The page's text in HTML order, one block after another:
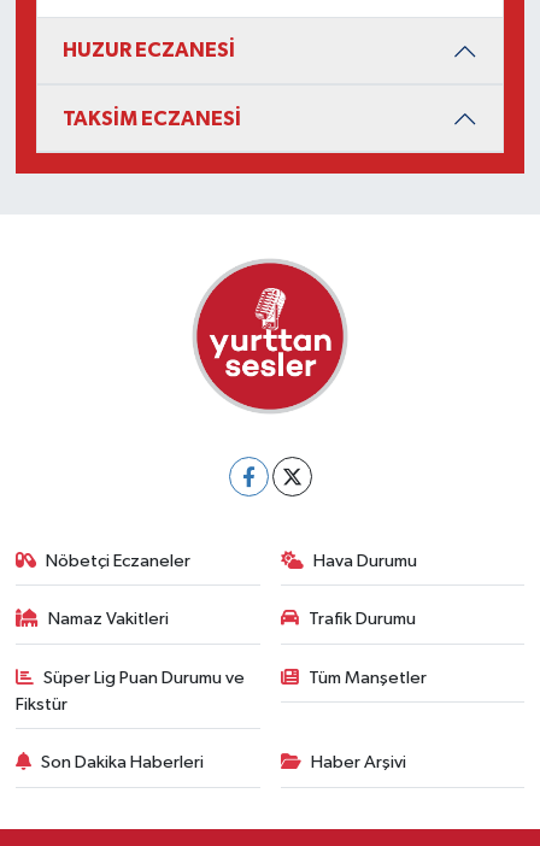
HUZUR ECZANESİ
TAKSİM ECZANESİ
Nöbetçi Eczaneler Hava Durumu
Namaz Vakitleri Trafik Durumu
Süper Lig Puan Durumu ve
Fikstür
Tüm Manşetler
Son Dakika Haberleri Haber Arşivi